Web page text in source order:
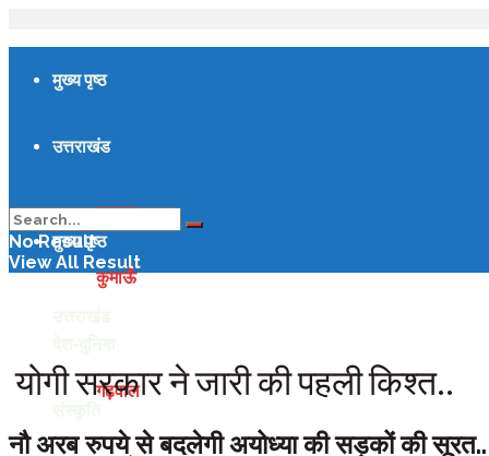
मुख्य पृष्ठ
उत्तराखंड
गढ़वाल
कुमाऊँ
मुख्य पृष्ठ
गढ़वाल
No Result
View All Result
योगी सरकार ने जारी की पहली किश्त..
नौ अरब रुपये से बदलेगी अयोध्या की सड़कों की सूरत..